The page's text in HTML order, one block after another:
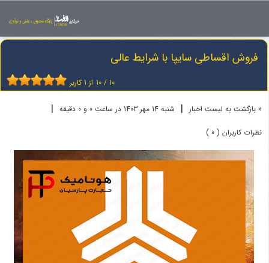
فروش اقساطی سایپا با شرایط عالی
فروش اقساطی سایپا با شرایط عالی
10 / 10 از 1کاربر
« بازگشت به لیست اخبار | شنبه 14 مهر 1403 در ساعت 0 و 0 دقیقه |
نظرات کاربران ( 0 )